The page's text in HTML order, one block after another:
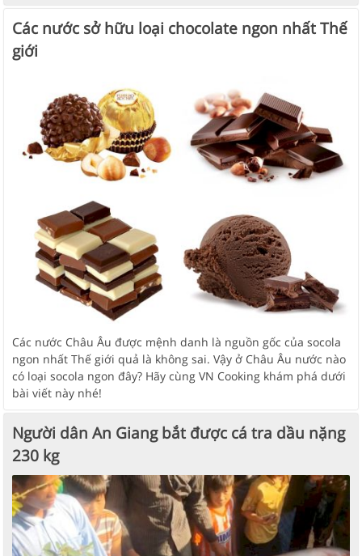
Các nước sở hữu loại chocolate ngon nhất Thế
giới
Các nước Châu Âu được mệnh danh là nguồn gốc của socola
ngon nhất Thế giới quả là không sai. Vậy ở Châu Âu nước nào
có loại socola ngon đây? Hãy cùng VN Cooking khám phá dưới
bài viết này nhé!
Người dân An Giang bắt được cá tra dầu nặng
230 kg